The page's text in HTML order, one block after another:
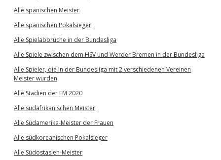
Alle spanischen Meister
Alle spanischen Pokalsieger
Alle Spielabbrüche in der Bundesliga
Alle Spiele zwischen dem HSV und Werder Bremen in der Bundesliga
Alle Spieler, die in der Bundesliga mit 2 verschiedenen Vereinen
Meister wurden
Alle Stadien der EM 2020
Alle südafrikanischen Meister
Alle Südamerika-Meister der Frauen
Alle südkoreanischen Pokalsieger
Alle Südostasien-Meister